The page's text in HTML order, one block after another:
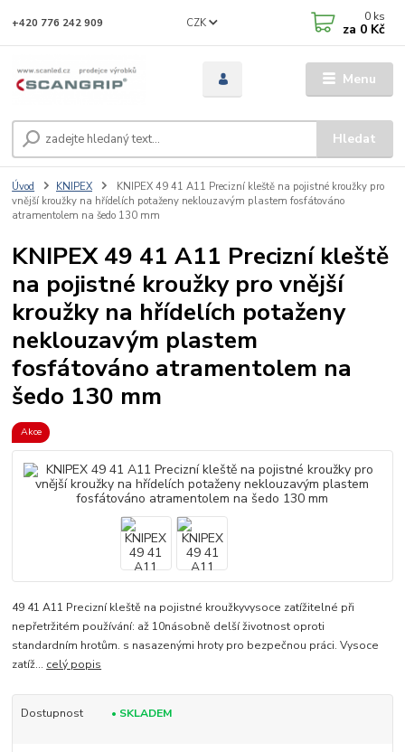
Menu
CZK
Hledat
+420 776 242 909 0 ks
za 0 Kč
Úvod KNIPEX
KNIPEX 49 41 A11 Precizní kleště na pojistné kroužky pro
vnější kroužky na hřídelích potaženy neklouzavým plastem fosfátováno
atramentolem na šedo 130 mm
KNIPEX 49 41 A11 Precizní kleště
na pojistné kroužky pro vnější
kroužky na hřídelích potaženy
neklouzavým plastem
fosfátováno atramentolem na
šedo 130 mm
Akce
49 41 A11 Precizní kleště na pojistné kroužkyvysoce zatížitelné při
nepřetržitém používání: až 10násobně delší životnost oproti
standardním hrotům. s nasazenými hroty pro bezpečnou práci. Vysoce
zatíž... celý popis
Dostupnost • SKLADEM